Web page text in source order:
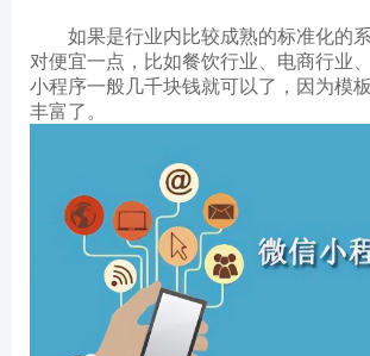
如果是行业内比较成熟的标准化的
对便宜一点，比如餐饮行业、电商行业
小程序一般几千块钱就可以了，因为模
丰富了。